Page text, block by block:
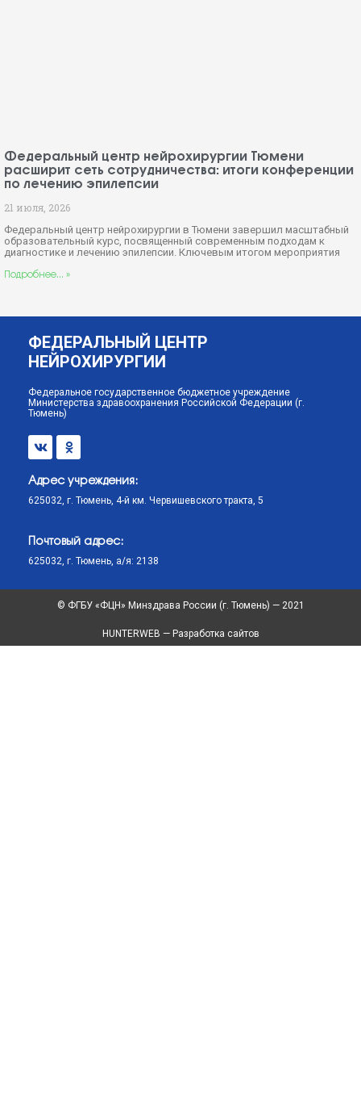
Федеральный центр нейрохирургии Тюмени
расширит сеть сотрудничества: итоги конференции
по лечению эпилепсии
21 июля, 2026
Федеральный центр нейрохирургии в Тюмени завершил масштабный
образовательный курс, посвященный современным подходам к
диагностике и лечению эпилепсии. Ключевым итогом мероприятия
Подробнее... »
ФЕДЕРАЛЬНЫЙ ЦЕНТР
НЕЙРОХИРУРГИИ
Федеральное государственное бюджетное учреждение
Министерства здравоохранения Российской Федерации (г.
Тюмень)
Адрес учреждения:
625032, г. Тюмень, 4-й км. Червишевского тракта, 5
Почтовый адрес:
625032, г. Тюмень, а/я: 2138
© ФГБУ «ФЦН» Минздрава России (г. Тюмень) — 2021
HUNTERWEB — Разработка сайтов